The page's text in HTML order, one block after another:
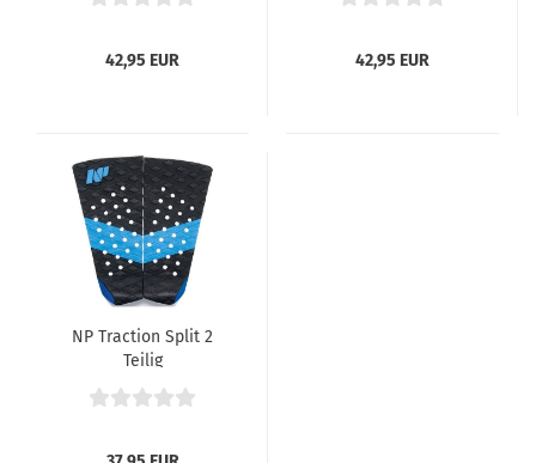
42,95 EUR 42,95 EUR
NP Traction Split 2
Teilig